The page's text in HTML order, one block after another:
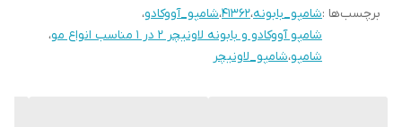
• حجم: 500 میل
برچسب‌ها :شامپو_بابونه،41362،شامپو_آووکادو،
شامپو آووکادو و بابونه لاونیچر ۲ در ۱ مناسب انواع مو
،
شامپو،شامپو_لاونیچر